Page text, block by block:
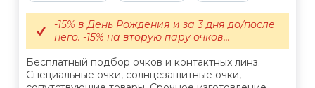
Бесплатный подбор очков и контактных линз.
Специальные очки, солнцезащитные очки,
-15% в День Рождения и за 3 дня до/после
него. -15% на вторую пару очков...